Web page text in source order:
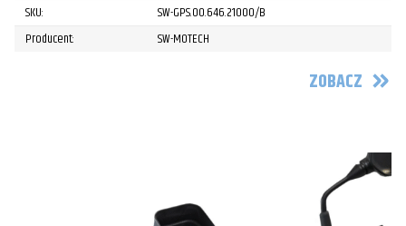
SKU:
SW-GPS.00.646.21000/B
Producent:
SW-MOTECH
ZOBACZ